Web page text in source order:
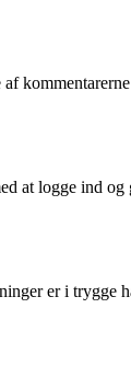
at logge ind
er i